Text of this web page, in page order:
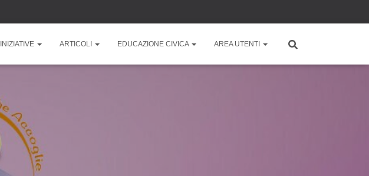
INIZIATIVE ARTICOLI EDUCAZIONE CIVICA AREA UTENTI